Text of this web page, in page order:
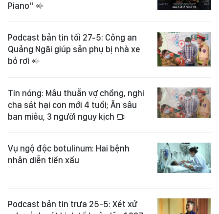
Piano"
Podcast bản tin tối 27-5: Công an
Quảng Ngãi giúp sản phụ bị nhà xe
bỏ rơi
Tin nóng: Mâu thuẫn vợ chồng, nghi
cha sát hại con mới 4 tuổi; Ăn sâu
ban miêu, 3 người nguy kịch
Vụ ngộ độc botulinum: Hai bệnh
nhân diễn tiến xấu
Podcast bản tin trưa 25-5: Xét xử